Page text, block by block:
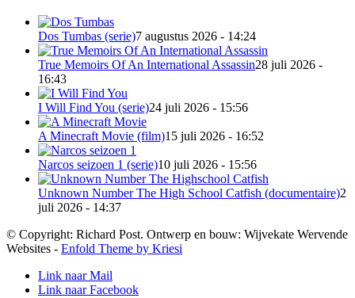
Dos Tumbas (serie)7 augustus 2026 - 14:24
True Memoirs Of An International Assassin28 juli 2026 -
16:43
I Will Find You (serie)24 juli 2026 - 15:56
A Minecraft Movie (film)15 juli 2026 - 16:52
Narcos seizoen 1 (serie)10 juli 2026 - 15:56
Unknown Number The High School Catfish (documentaire)2
juli 2026 - 14:37
© Copyright: Richard Post. Ontwerp en bouw: Wijvekate Wervende
Websites - Enfold Theme by Kriesi
Link naar Mail
Link naar Facebook